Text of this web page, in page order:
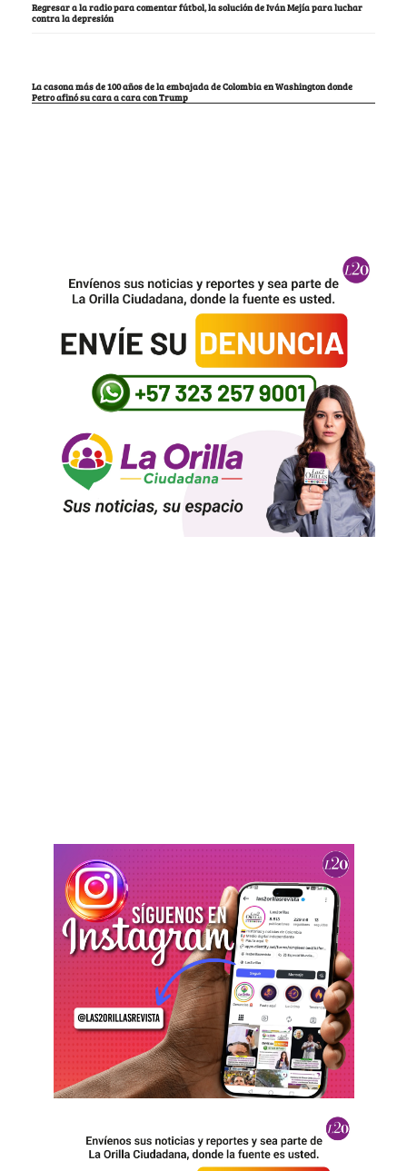
Regresar a la radio para comentar fútbol, la solución de Iván Mejía para luchar
contra la depresión
La casona más de 100 años de la embajada de Colombia en Washington donde
Petro afinó su cara a cara con Trump